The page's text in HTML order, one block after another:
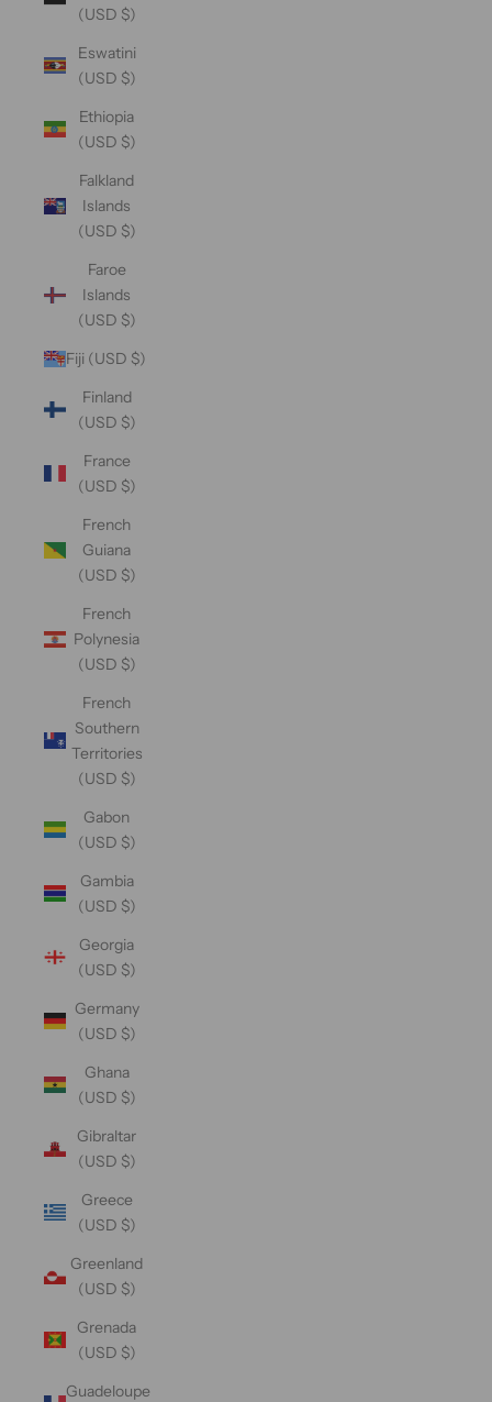
(USD $)
Eswatini
(USD $)
Ethiopia
(USD $)
Falkland
Islands
(USD $)
Faroe
Islands
(USD $)
Fiji (USD $)
Finland
(USD $)
France
(USD $)
French
Guiana
(USD $)
French
Polynesia
(USD $)
French
Southern
Territories
(USD $)
Gabon
(USD $)
Gambia
(USD $)
Georgia
(USD $)
Germany
(USD $)
Ghana
(USD $)
Gibraltar
(USD $)
Greece
(USD $)
Greenland
(USD $)
Grenada
(USD $)
Guadeloupe